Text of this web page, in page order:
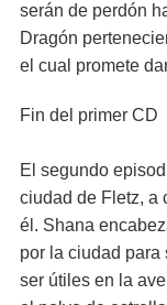
serán de perdón
Dragón
el cual promete
Fin del primer CD
El segundo
ciudad de Fletz, a
él. Shana
por la ciudad para
ser útiles en la